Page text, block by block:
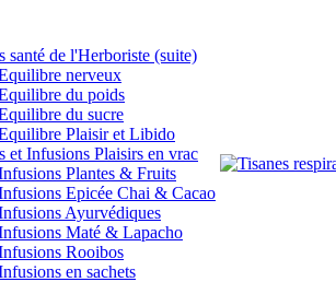
santé de l'Herboriste (suite)
nerveux
du poids
du sucre
Plaisir et Libido
et Infusions Plaisirs en vrac
Plantes & Fruits
Epicée Chai & Cacao
Ayurvédiques
Maté & Lapacho
Rooibos
en sachets